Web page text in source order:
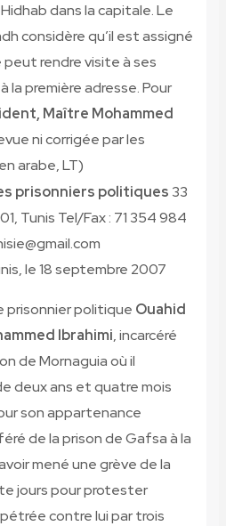
dans la capitale. Le
considère qu’il est assigné
peut rendre visite à ses
première adresse. Pour
Maître Mohammed
ni corrigée par les
arabe, LT)
prisonniers politiques 33
Tunis Tel/Fax: 71 354 984
le18septembre 2007
prisonnier politique Ouahid
Ibrahimi, incarcéré
de Mornaguia où il
deux ans et quatre mois
son appartenance
de la prison de Gafsa à la
mené une grève de la
jours pour protester
contre lui par trois